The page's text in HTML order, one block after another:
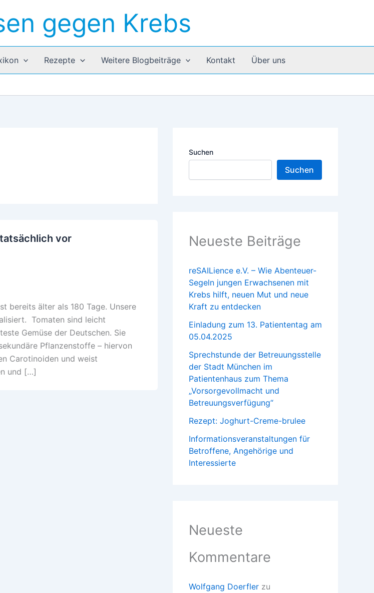
gegen Krebs
Rezepte Weitere Blogbeiträge Kontakt Über uns
vor
bereits älter als 180 Tage. Unsere
Tomaten sind leicht
Gemüse der Deutschen. Sie
Pflanzenstoffe – hiervon
Carotinoiden und weist
und […]
Suchen
Suchen
Neueste Beiträge
reSAILience e.V. – Wie Abenteuer-
Segeln jungen Erwachsenen mit
Krebs hilft, neuen Mut und neue
Kraft zu entdecken
Einladung zum 13. Patiententag am
05.04.2025
Sprechstunde der Betreuungsstelle
der Stadt München im
Patientenhaus zum Thema
„Vorsorgevollmacht und
Betreuungsverfügung“
Rezept: Joghurt-Creme-brulee
Informationsveranstaltungen für
Betroffene, Angehörige und
Interessierte
Neueste
Kommentare
Wolfgang Doerfler zu